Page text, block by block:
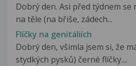
Dobrý den. Asi před týdnem se
na těle (na břiše, zádech...
Flíčky na genitáliích
Dobrý den, všimla jsem si, že
stydkých pysků) černé flíčky....